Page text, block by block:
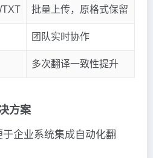
TXT 批量上传，原格式保留
团队实时协作
多次翻译一致性提升
方案
于企业系统集成自动化翻